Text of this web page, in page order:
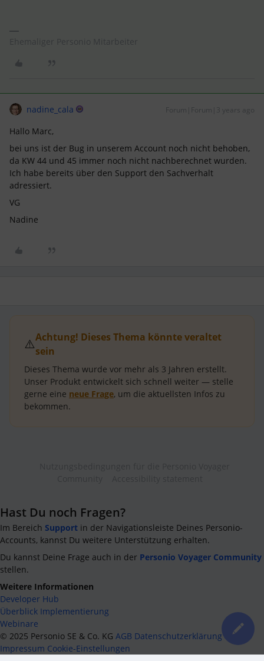
nadine_cala Forum|Forum|3 years ago
Hallo Marc,
bei uns ist der Bug in unserem Account noch nicht behoben,
da KW 44 und 45 immer noch nicht nachberechnet wurden.
Ich habe bereits über den Support den Sachverhalt
adressiert.
VG
Nadine
⚠️Achtung! Dieses Thema könnte veraltet
sein
Dieses Thema wurde vor mehr als 3 Jahren erstellt.
Unser Produkt entwickelt sich schnell weiter — stelle
gerne eine neue Frage, um die aktuellsten Infos zu
bekommen.
Hast Du noch Fragen?
Im Bereich Support in der Navigationsleiste Deines Personio-
Accounts, kannst Du weitere Unterstützung erhalten.
Du kannst Deine Frage auch in der Personio Voyager Community
stellen.
Weitere Informationen
Developer Hub
Überblick Implementierung
Webinare
© 2025 Personio SE & Co. KG AGB Datenschutzerklärung
Impressum Cookie-Einstellungen